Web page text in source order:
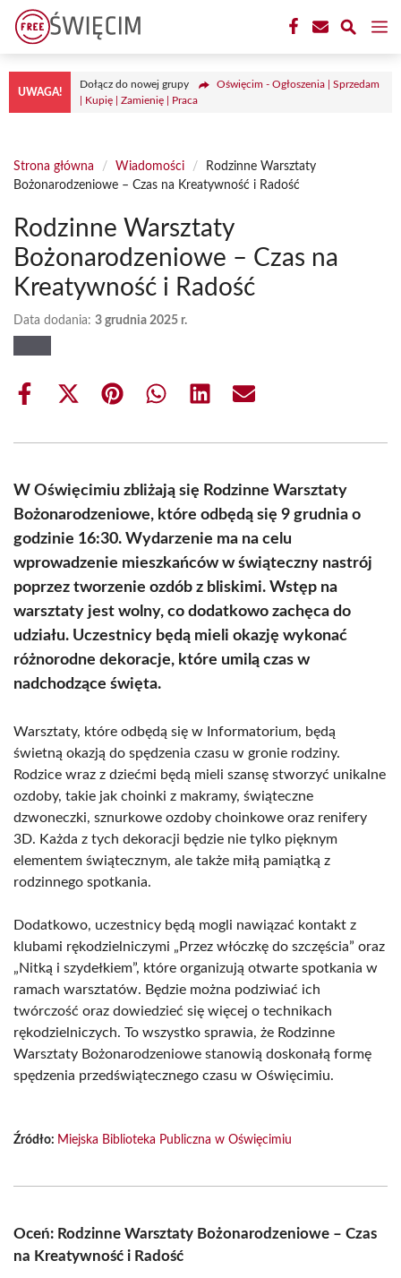
Przejdź
treści
UWAGA!
Dołącz do nowej grupy
Oświęcim - Ogłoszenia | Sprzedam
| Kupię | Zamienię | Praca
Strona główna / Wiadomości /
Rodzinne Warsztaty
Bożonarodzeniowe – Czas na Kreatywność i Radość
Rodzinne Warsztaty
Bożonarodzeniowe – Czas na
Kreatywność i Radość
Data dodania: 3 grudnia 2025 r.
Share
Share
(Twitter)
Share Share Share Share
W Oświęcimiu zbliżają się Rodzinne Warsztaty
Bożonarodzeniowe, które odbędą się 9 grudnia o
godzinie 16:30. Wydarzenie ma na celu
wprowadzenie mieszkańców w świąteczny nastrój
poprzez tworzenie ozdób z bliskimi. Wstęp na
warsztaty jest wolny, co dodatkowo zachęca do
udziału. Uczestnicy będą mieli okazję wykonać
różnorodne dekoracje, które umilą czas w
nadchodzące święta.
Warsztaty, które odbędą się w Informatorium, będą
świetną okazją do spędzenia czasu w gronie rodziny.
Rodzice wraz z dziećmi będą mieli szansę stworzyć unikalne
ozdoby, takie jak choinki z makramy, świąteczne
dzwoneczki, sznurkowe ozdoby choinkowe oraz renifery
3D. Każda z tych dekoracji będzie nie tylko pięknym
elementem świątecznym, ale także miłą pamiątką z
rodzinnego spotkania.
Dodatkowo, uczestnicy będą mogli nawiązać kontakt z
klubami rękodzielniczymi „Przez włóczkę do szczęścia” oraz
„Nitką i szydełkiem”, które organizują otwarte spotkania w
ramach warsztatów. Będzie można podziwiać ich
twórczość oraz dowiedzieć się więcej o technikach
rękodzielniczych. To wszystko sprawia, że Rodzinne
Warsztaty Bożonarodzeniowe stanowią doskonałą formę
spędzenia przedświątecznego czasu w Oświęcimiu.
Źródło: Miejska Biblioteka Publiczna w Oświęcimiu
Oceń: Rodzinne Warsztaty Bożonarodzeniowe – Czas
na Kreatywność i Radość